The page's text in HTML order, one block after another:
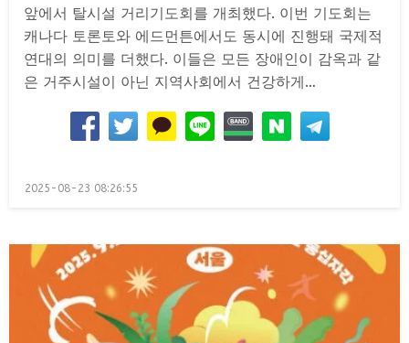
앞에서 탈시설 거리기도회를 개최했다. 이번 기도회는
캐나다 토론토와 에드먼튼에서도 동시에 진행돼 국제적
연대의 의미를 더했다. 이들은 모든 장애인이 감옥과 같
은 거주시설이 아닌 지역사회에서 건강하게…
Posted
2025-08-23 08:26:55